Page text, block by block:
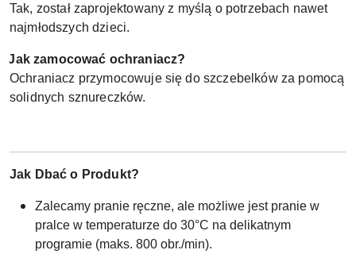
Tak, został zaprojektowany z myślą o potrzebach nawet
najmłodszych dzieci.
Jak zamocować ochraniacz?
Ochraniacz przymocowuje się do szczebelków za pomocą
solidnych sznureczków.
Jak Dbać o Produkt?
Zalecamy pranie ręczne, ale możliwe jest pranie w
pralce w temperaturze do 30°C na delikatnym
programie (maks. 800 obr./min).